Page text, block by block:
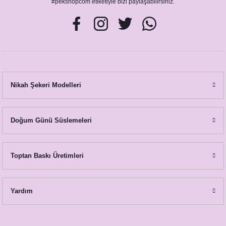
#pekshopcom etiketiyle bizi paylaşabilirsiniz.
Nikah Şekeri Modelleri
Doğum Günü Süslemeleri
Toptan Baskı Üretimleri
Yardım